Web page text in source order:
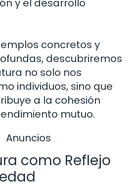
y el desarrollo
concretos y
descubriremos
no solo nos
individuos, sino que
a la cohesión
mutuo.
Anuncios
como Reflejo